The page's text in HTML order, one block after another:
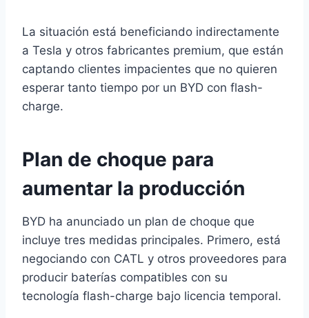
La situación está beneficiando indirectamente
a Tesla y otros fabricantes premium, que están
captando clientes impacientes que no quieren
esperar tanto tiempo por un BYD con flash-
charge.
Plan de choque para
aumentar la producción
BYD ha anunciado un plan de choque que
incluye tres medidas principales. Primero, está
negociando con CATL y otros proveedores para
producir baterías compatibles con su
tecnología flash-charge bajo licencia temporal.